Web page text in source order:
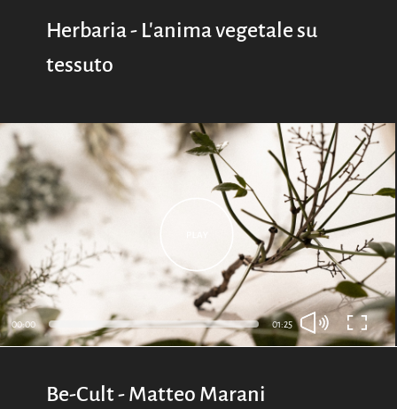
Herbaria - L'anima vegetale su
tessuto
00:00 01:25
Be-Cult - Matteo Marani